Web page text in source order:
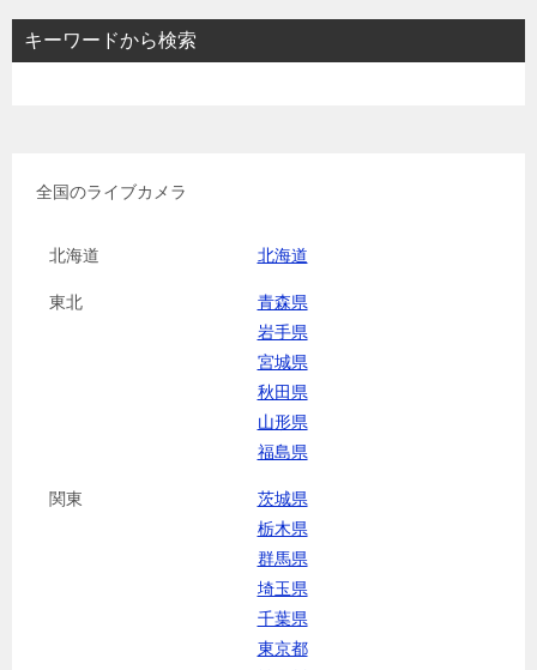
キーワードから検索
全国のライブカメラ
北海道 北海道
東北
青森県
岩手県
宮城県
秋田県
山形県
福島県
関東
茨城県
栃木県
群馬県
埼玉県
千葉県
東京都